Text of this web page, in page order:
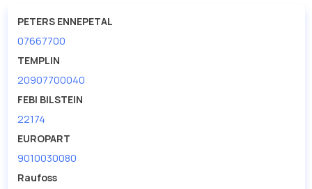
PETERS ENNEPETAL
07667700
TEMPLIN
20907700040
FEBI BILSTEIN
22174
EUROPART
9010030080
Raufoss